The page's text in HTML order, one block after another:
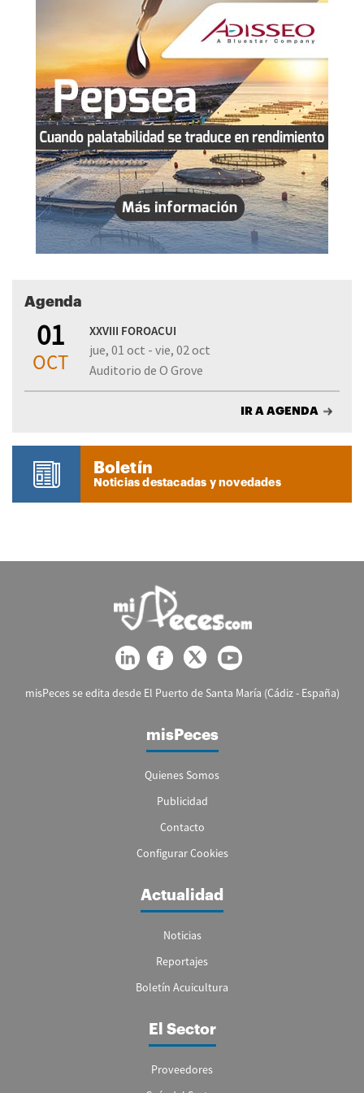
Agenda
01
OCT
XXVIII FOROACUI
jue, 01 oct - vie, 02 oct
Auditorio de O Grove
IR A AGENDA
Boletín
Noticias destacadas y novedades
misPeces se edita desde El Puerto de Santa María (Cádiz - España)
misPeces
Quienes Somos
Publicidad
Contacto
Configurar Cookies
Actualidad
Noticias
Reportajes
Boletín Acuicultura
El Sector
Proveedores